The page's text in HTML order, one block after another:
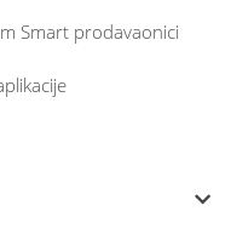
Smart prodavaonici